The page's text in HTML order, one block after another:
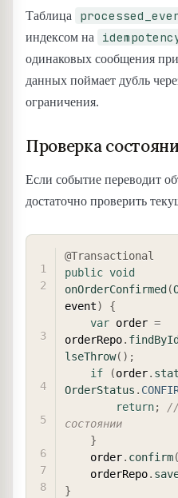
Таблица
индексом на
одинаковых сообщения
данных поймает дубль
ограничения.
Проверка
Если событие переводит
достаточно проверить
@Transactional
public void
onOrderConfirmed (
event)
{
var order =
orderRepo. findById
lseThrow( ) ;
if
(order.
OrderStatus .
return;
//
состоянии
}
    order
. confirm(
    orderRepo
.
}